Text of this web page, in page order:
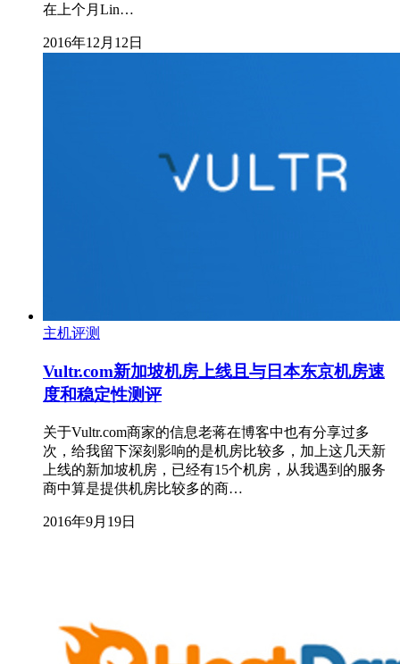
在上个月Lin…
2016年12月12日
主机评测
Vultr.com新加坡机房上线且与日本东京机房速
度和稳定性测评
关于Vultr.com商家的信息老蒋在博客中也有分享过多
次，给我留下深刻影响的是机房比较多，加上这几天新
上线的新加坡机房，已经有15个机房，从我遇到的服务
商中算是提供机房比较多的商…
2016年9月19日